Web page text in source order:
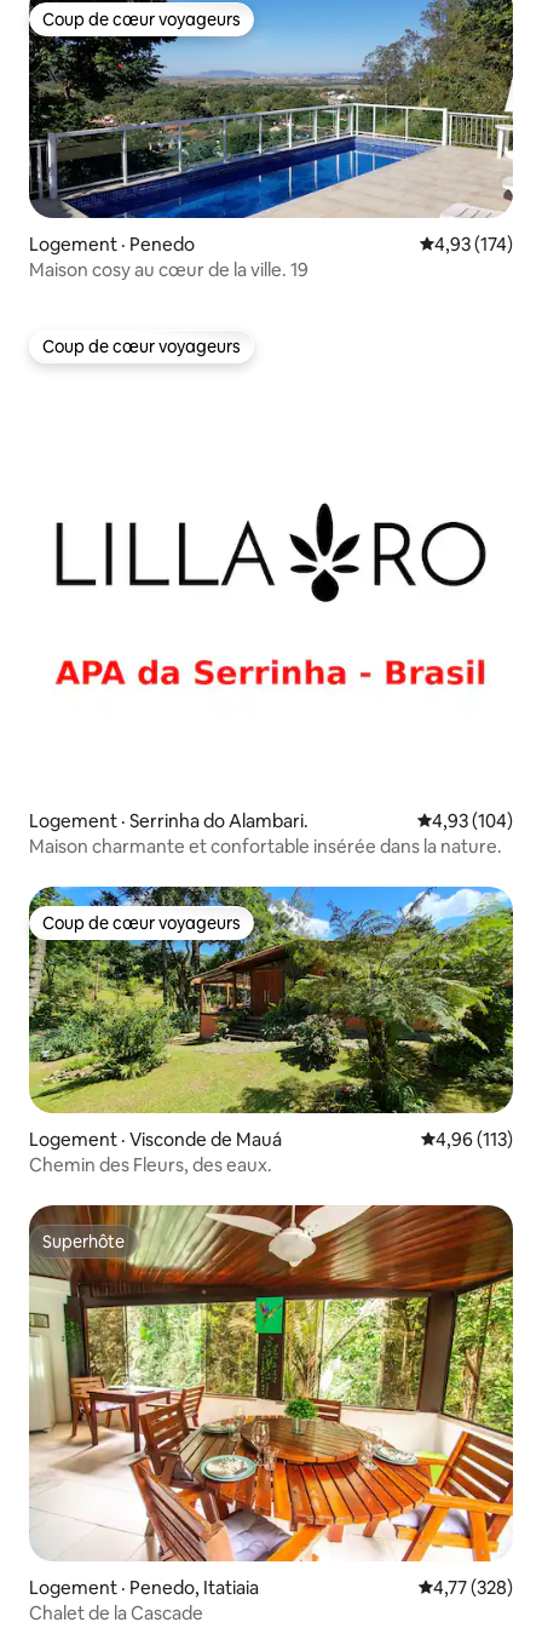
Coup de cœur voyageurs
Coup de cœur voyageurs
Logement · Penedo Note
4,93 (174)
Maison cosy au cœur de la ville. 19
Coup de cœur voyageurs
Coup de cœur voyageurs
Logement · Serrinha do Alambari. Note
4,93 (104)
Maison charmante et confortable insérée dans la nature.
Coup de cœur voyageurs
Coup de cœur voyageurs
Logement · Visconde de Mauá Note
4,96 (113)
Chemin des Fleurs, des eaux.
Superhôte
Superhôte
Logement · Penedo, Itatiaia Note
4,77 (328)
Chalet de la Cascade